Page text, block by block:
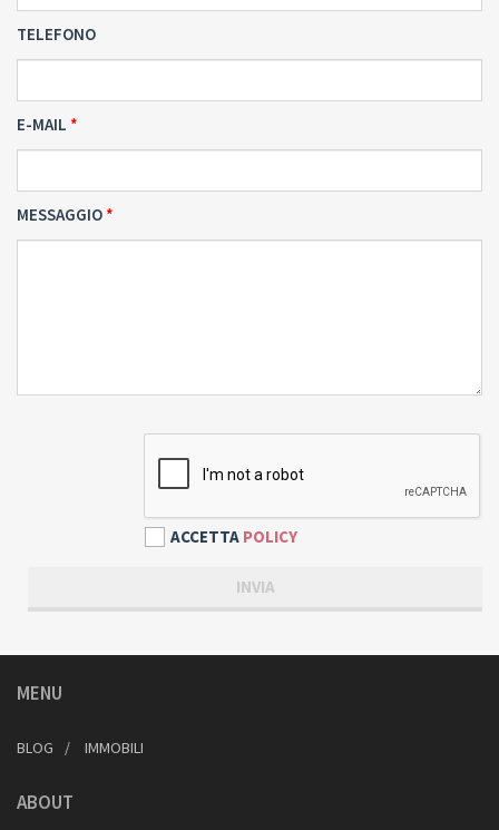
TELEFONO
E-MAIL
MESSAGGIO
ACCETTA POLICY
MENU
BLOG IMMOBILI
ABOUT